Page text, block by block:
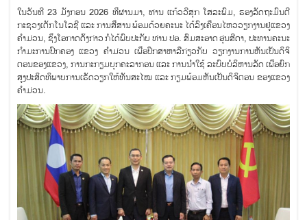
ໃນວັນທີ 23 ມັງກອນ 2026 ທີ່ຜ່ານມາ, ທ່ານ ແກ້ວວີສຸກ ໂສລະພົມ, ຮອງລັດຖະມົນຕີ
ກະຊວງເຕັກໂນໂລຊີ ແລະ ການສື່ສານ ພ້ອມດ້ວຍຄະນະ ໄດ້ລົງເຄື່ອນໄຫວວຽກງານຢູ່ແຂວງ
ຄຳມ່ວນ, ຊຶ່ງໂອກາດດັ່ງກ່າວ ກໍໄດ້ພົບປະກັບ ທ່ານ ປອ. ສົມສະອາດ ອຸ່ນສີດາ, ປະທານຄະນະ
ກຳມະການປົກຄອງ ແຂວງ ຄຳມ່ວນ ເພື່ອປຶກສາຫາລືກ່ຽວກັບ ວຽກງານການຫັນເປັນດິຈິ
ຕອນຂອງແຂວງ, ການກະກຽມບຸກຄະລາກອນ ແລະ ການນໍາໃຊ້ ລະບົບບໍລິຫານລັດ ເພື່ອຍົກ
ສູງປະສິດທິພາບການເຮັດວຽກໃຫ້ທັນສະໄໝ ແລະ ກຽມພ້ອມຫັນເປັນດິຈິຕອນ ຂອງແຂວງ
ຄໍາມ່ວນ.